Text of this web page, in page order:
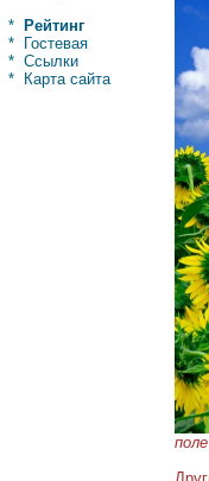
*
Рейтинг
*
Гостевая
* Ссылки
*
Карта сайта